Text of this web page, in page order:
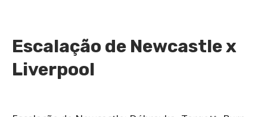
Escalação de Newcastle x
Liverpool